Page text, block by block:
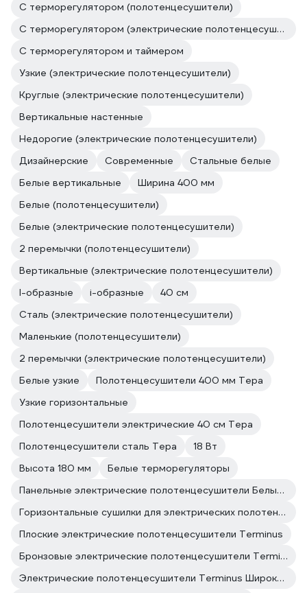
С терморегулятором (полотенцесушители)
С терморегулятором (электрические полотенцесушители)
С терморегулятором и таймером
Узкие (электрические полотенцесушители)
Круглые (электрические полотенцесушители)
Вертикальные настенные
Недорогие (электрические полотенцесушители)
Дизайнерские
Современные
Стальные белые
Белые вертикальные
Ширина 400 мм
Белые (полотенцесушители)
Белые (электрические полотенцесушители)
2 перемычки (полотенцесушители)
Вертикальные (электрические полотенцесушители)
l-образные
i-образные
40 см
Сталь (электрические полотенцесушители)
Маленькие (полотенцесушители)
2 перемычки (электрические полотенцесушители)
Белые узкие
Полотенцесушители 400 мм Тера
Узкие горизонтальные
Полотенцесушители электрические 40 см Тера
Полотенцесушители сталь Тера
18 Вт
Высота 180 мм
Белые терморегуляторы
Панельные электрические полотенцесушители Белые полотенцесушители
Горизонтальные сушилки для электрических полотенцесушителей поворотные
Плоские электрические полотенцесушители Terminus
Бронзовые электрические полотенцесушители Terminus
Электрические полотенцесушители Terminus Широкие